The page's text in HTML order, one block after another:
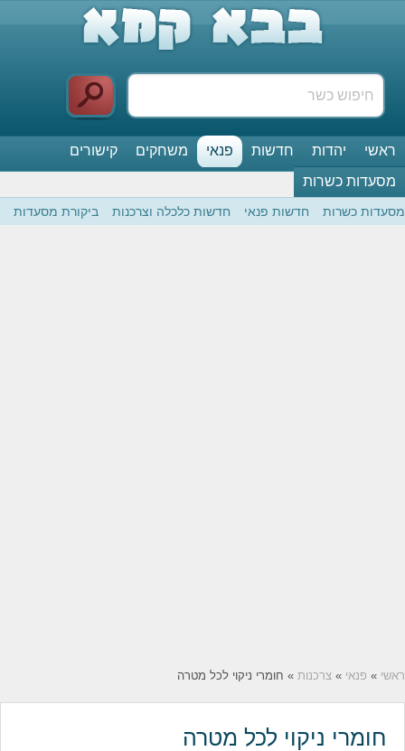
ראשי יהדות חדשות פנאי משחקים
קישורים
מסעדות כשרות
מסעדות כשרות חדשות פנאי חדשות כלכלה וצרכנות ביקורת מסעדות
ראשי » פנאי » צרכנות » חומרי ניקוי לכל מטרה
חומרי ניקוי לכל מטרה